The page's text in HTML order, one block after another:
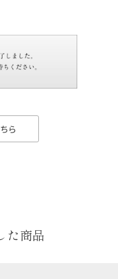
ら
た商品